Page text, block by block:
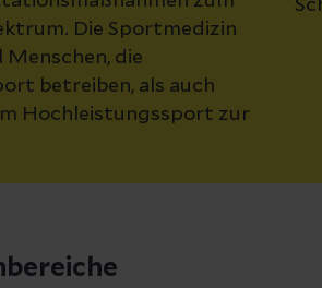
Die Sportmedizin
die
betreiben, als auch
Hochleistungssport zur